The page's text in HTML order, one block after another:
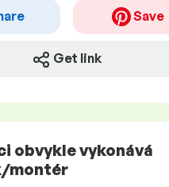
Save
Get link
obvykle vykonává
montér